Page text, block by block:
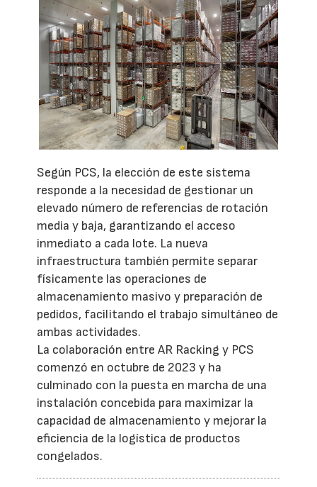
Según PCS, la elección de este sistema
responde a la necesidad de gestionar un
elevado número de referencias de rotación
media y baja, garantizando el acceso
inmediato a cada lote. La nueva
infraestructura también permite separar
físicamente las operaciones de
almacenamiento masivo y preparación de
pedidos, facilitando el trabajo simultáneo de
ambas actividades.
La colaboración entre AR Racking y PCS
comenzó en octubre de 2023 y ha
culminado con la puesta en marcha de una
instalación concebida para maximizar la
capacidad de almacenamiento y mejorar la
eficiencia de la logística de productos
congelados.